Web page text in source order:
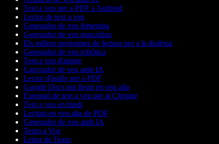
Text a veu per a PDF a Android
Lector de text a veu
Generador de veu femenina
Generador de veu masculina
Els millors programes de lectura per a la dislèxia
Generador de veu robòtica
Text a veu d'anime
Canviador de veu amb IA
Lector d'àudio per a PDF
Google Docs pot llegir en veu alta
Extensió de text a veu per al Chrome
Text a veu en hindi
Lectura en veu alta de PDF
Generador de veu amb IA
Texto a Voz
Leitor de Texto